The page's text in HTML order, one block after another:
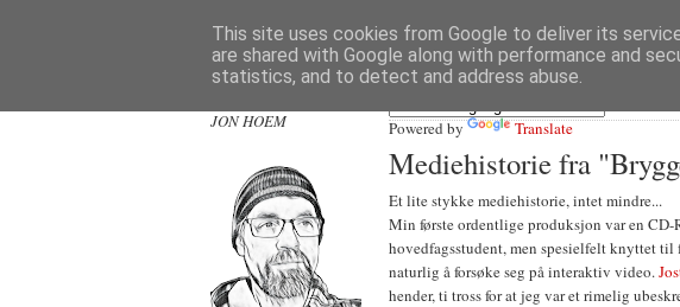
JON HOEM Powered by Translate
Mediehistorie fra
Et lite stykke mediehistorie, intet mindre...
Min første ordentlige produksjon var en CD-
hovedfagsstudent, men spesielfelt knyttet
naturlig å forsøke seg på interaktiv video.
hender, ti tross for at jeg var et rimelig
This site uses cookies from Google to deliver its
are shared with Google along with performance and
statistics, and to detect and address abuse.